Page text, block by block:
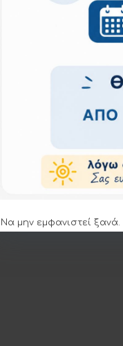
Να μην εμφανιστεί ξανά.